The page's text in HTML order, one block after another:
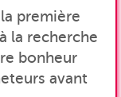
première
la recherche
bonheur
avant